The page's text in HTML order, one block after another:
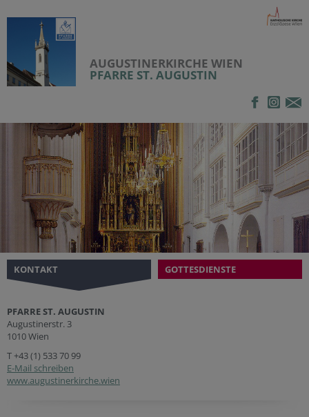
AUGUSTINERKIRCHE WIEN
PFARRE ST. AUGUSTIN
KONTAKT GOTTESDIENSTE
PFARRE ST. AUGUSTIN
Augustinerstr. 3
1010 Wien
T+43 (1) 533 70 99
E-Mail schreiben
www.augustinerkirche.wien